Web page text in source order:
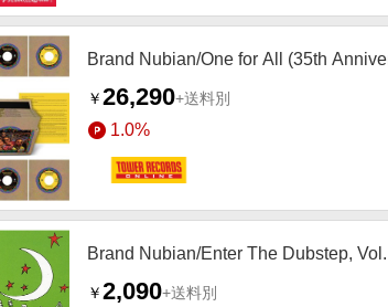
Brand Nubian/One for All (35th
￥26,290+送料別
1.0%
Brand Nubian/Enter The Dubstep,
￥2,090+送料別